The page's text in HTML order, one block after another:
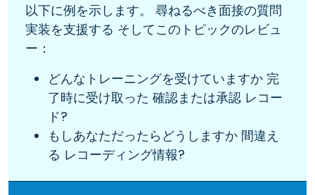
以下に例を示します。 尋ねるべき面接の質問
実装を支援する そしてこのトピックのレビュ
ー：
どんなトレーニングを受けていますか 完
了時に受け取った 確認または承認 レコー
ド?
もしあなただったらどうしますか 間違え
る レコーディング情報?